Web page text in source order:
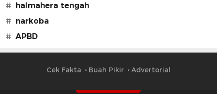
# halmahera tengah
# narkoba
# APBD
Cek Fakta Buah Pikir Advertorial